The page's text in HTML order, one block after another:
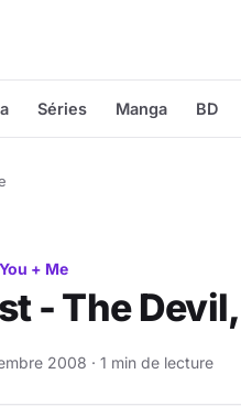
Séries Manga BD
+ Me
- The
2008 · 1 min de lecture